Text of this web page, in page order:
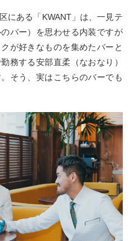
にある「KWANT」は、一見テ
バー）を思わせる内装ですが
が好きなものを集めたバーと
務する安部直柔（なおなり）
そう、実はこちらのバーでも